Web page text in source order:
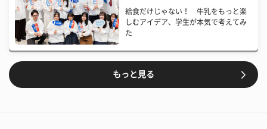
給食だけじゃない！ 牛乳をもっと楽
しむアイデア、学生が本気で考えてみ
た
もっと見る